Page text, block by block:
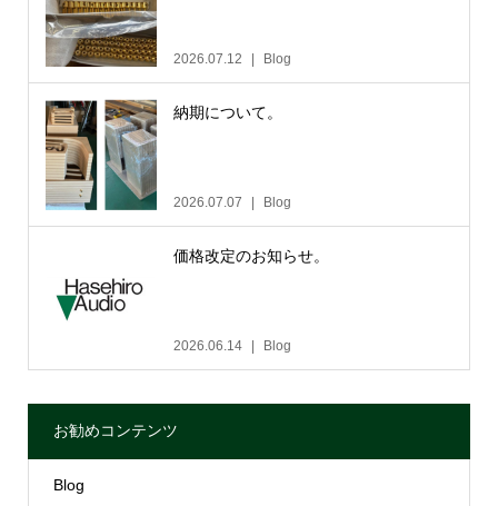
2026.07.12 Blog
納期について。
2026.07.07 Blog
価格改定のお知らせ。
2026.06.14 Blog
お勧めコンテンツ
Blog